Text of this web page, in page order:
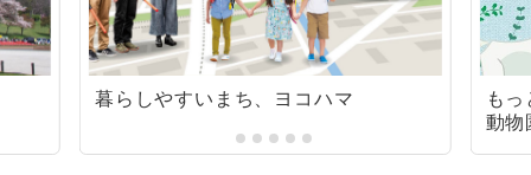
暮らしやすいまち、ヨコハマ
も
動物